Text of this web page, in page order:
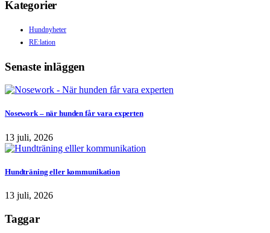
Kategorier
Hundnyheter
RE:lation
Senaste inläggen
Nosework – när hunden får vara experten
13 juli, 2026
Hundträning eller kommunikation
13 juli, 2026
Taggar